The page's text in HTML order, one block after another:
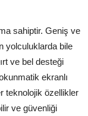
sahiptir. Geniş ve
yolculuklarda bile
ve bel desteği
ekranlı
teknolojik özellikler
ve güvenliği